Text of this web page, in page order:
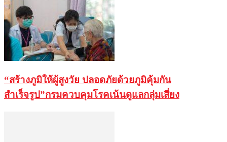
“สร้างภูมิให้ผู้สูงวัย ปลอดภัยด้วยภูมิคุ้มกัน
สำเร็จรูป”กรมควบคุมโรคเน้นดูแลกลุ่มเสี่ยง